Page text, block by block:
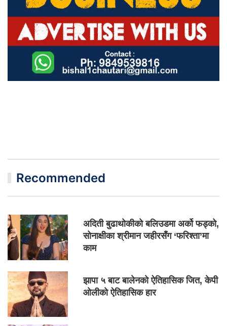
Recommended
अदिती बुढाथोकीको बलिउडमा अर्को फड्को,
सोनाक्षीका श्रीमान जहीरसँग ‘फरिश्ता’मा
काम
झापा ५ बाट बालेनको ऐतिहासिक जित, केपी
ओलीको ऐतिहासिक हार